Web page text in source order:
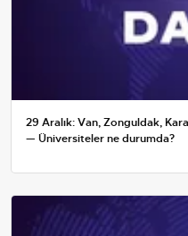
29 Aralık: Van, Zonguldak,
— Üniversiteler ne durumda?